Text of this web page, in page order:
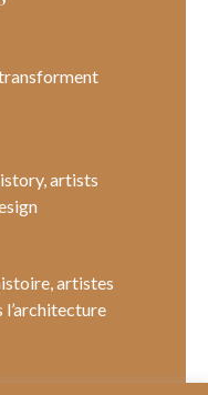
artists
artistes
l’architecture